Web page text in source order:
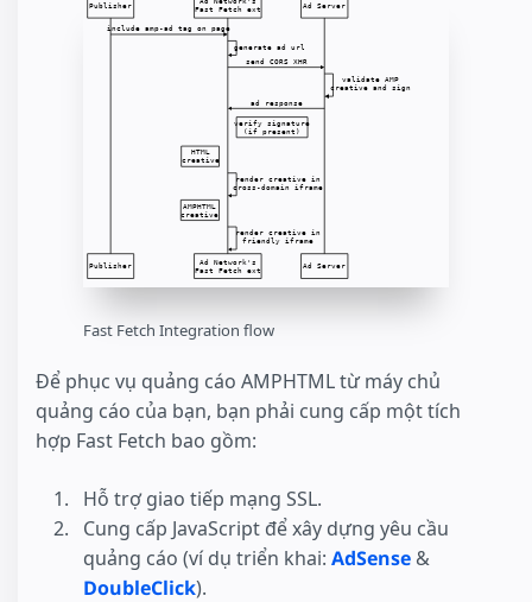
Fast Fetch Integration flow
Để phục vụ quảng cáo AMPHTML từ máy chủ
quảng cáo của bạn, bạn phải cung cấp một tích
hợp Fast Fetch bao gồm:
Hỗ trợ giao tiếp mạng SSL.
Cung cấp JavaScript để xây dựng yêu cầu
quảng cáo (ví dụ triển khai: AdSense &
DoubleClick).